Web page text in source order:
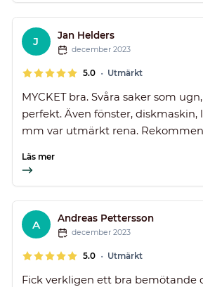
J Jan Helders
december 2023
5.0 • Utmärkt
MYCKET bra. Svåra saker som
perfekt. Även fönster, diskmaskin,
mm var utmärkt rena.
Läs mer
A Andreas Pettersson
december 2023
5.0 • Utmärkt
Fick verkligen ett bra bemötande